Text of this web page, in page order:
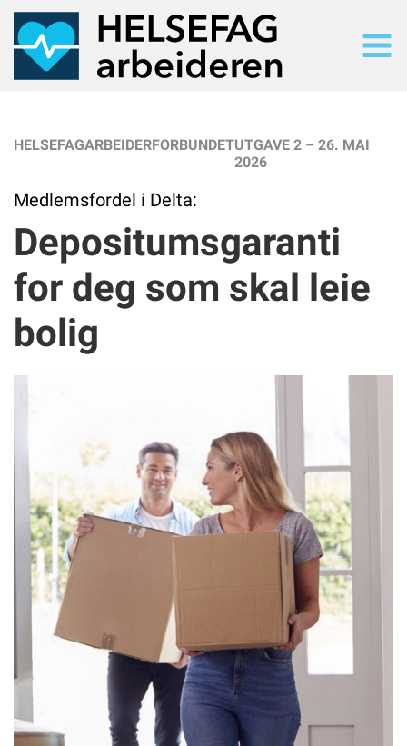
Søk i alt innhold
Les siste utgave på nett
Arkiv
NYHETER
Nyhetsarkiv
TEMA
Tematisk oversiikt
Kommer jobbmobil til å bli den nye fleecejakka?
KORT & GODT
Kort & godt
FORBUNDSLEDEREN
«Er du medlem av en fagforening?» Har du fått det
spørsmålet noen gang?
NYHETER
Skal bruke jobbmobiler med gjenkjennbar farge på dekslet
– Trenger bare tjenestetelefon
Kevin sørger for at nyansatte blir en del av gjengen
I denne regionen har de fagdager for veiledere
Vinnerne av årets NM kommer fra Byremo vgs i Agder
Å møte mennesker som har det vanskelig
Videreutdanningen blir ikke brukt godt nok
HELSEFAGARBEIDERFORBUNDETUTGAVE 2 – 26. MAI
2026
Medlemsfordel i Delta:
Depositumsgaranti
for deg som skal leie
bolig